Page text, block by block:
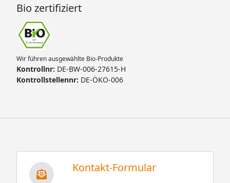
Bio zertifiziert
Wir führen ausgewählte Bio-Produkte
Kontrollnr: DE-BW-006-27615-H
Kontrollstellennr: DE-ÖKO-006
Kontakt-Formular